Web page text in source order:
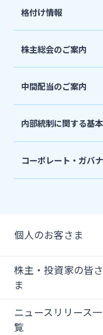
IR関連ニュース
会社説明会資料
投資家向け説
English
格付け情報
株主総会のご案内
中間配当のご案内
内部統制に関する基
コーポレート・ガバ
個人のお客さま
株主・投資家の皆さ
ま
ニュースリリース一
覧